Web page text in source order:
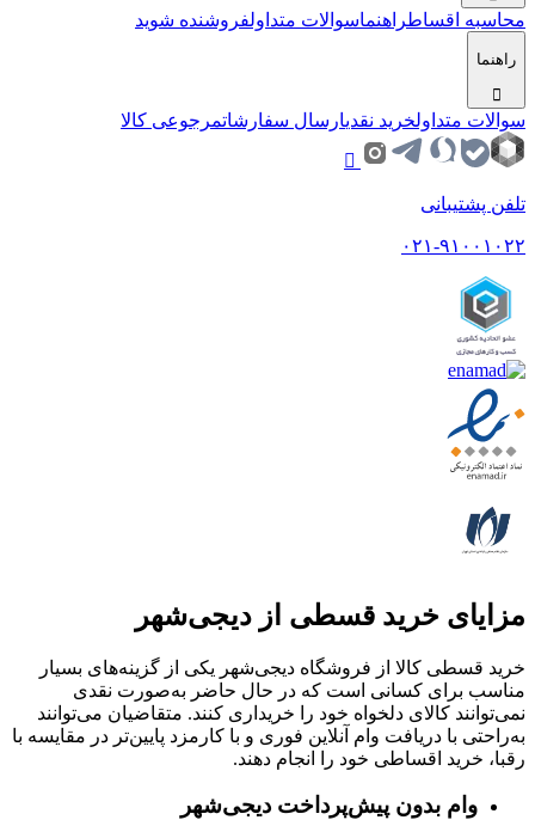
محاسبه اقساطراهنماسوالات متداولفروشنده شوید
راهنما
سوالات متداولخرید نقدیارسال سفارشاتمرجوعی کالا
تلفن پشتیبانی
۰۲۱-۹۱۰۰۱۰۲۲
مزایای خرید قسطی از دیجی‌شهر
خرید قسطی کالا از فروشگاه دیجی‌شهر یکی از گزینه‌های بسیار
مناسب برای کسانی است که در حال حاضر به‌صورت نقدی
نمی‌توانند کالای دلخواه خود را خریداری کنند. متقاضیان می‌توانند
به‌راحتی با دریافت وام آنلاین فوری و با کارمزد پایین‌تر در مقایسه با
رقبا، خرید اقساطی خود را انجام دهند.
وام بدون پیش‌پرداخت‌ دیجی‌شهر